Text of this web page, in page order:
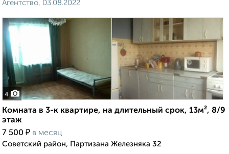
Агентство, 03.08.2022
4
Комната в 3-к квартире, на длительный срок, 13м², 8/9
этаж
7 500 ₽ в месяц
Советский район, Партизана Железняка 32